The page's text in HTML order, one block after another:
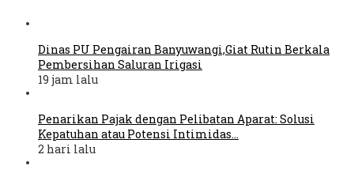
Dinas PU Pengairan Banyuwangi,Giat Rutin Berkala
Pembersihan Saluran Irigasi
19 jam lalu
Penarikan Pajak dengan Pelibatan Aparat: Solusi
Kepatuhan atau Potensi Intimidas…
2 hari lalu